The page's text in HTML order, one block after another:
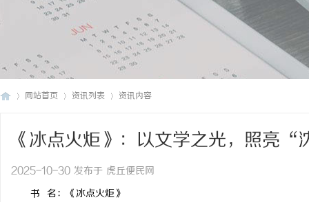
网站首页 资讯列表 资讯内容
《冰点火炬》：以文学之光，照亮
2025-10-30 发布于 虎丘便民网
书 名：《冰点火炬》